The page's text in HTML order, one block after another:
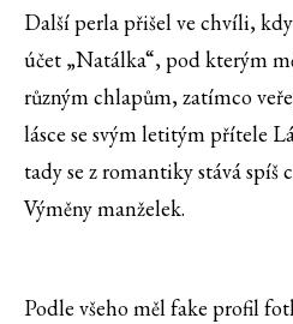
Další perla přišel ve chvíli,
účet „Natálka“, pod kterým
různým chlapům, zatímco
lásce se svým letitým přítele
tady se z romantiky stává spíš
Výměny manželek.
Podle všeho měl fake profil